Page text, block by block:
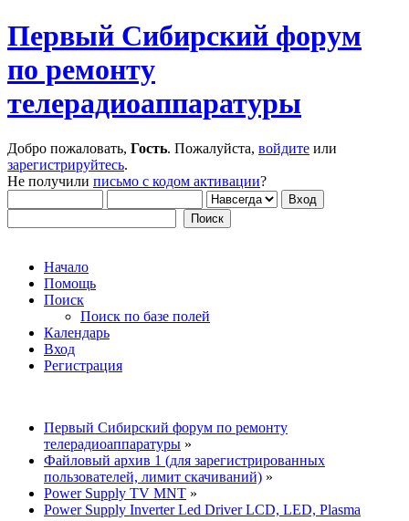
Первый Сибирский форум
по ремонту
телерадиоаппаратуры
Добро пожаловать, Гость. Пожалуйста, войдите или
зарегистрируйтесь.
Не получили письмо с кодом активации?
Начало
Помощь
Поиск
Поиск по базе полей
Календарь
Вход
Регистрация
Первый Сибирский форум по ремонту
телерадиоаппаратуры »
Файловый архив 1 (для зарегистрированных
пользователей, лимит скачиваний) »
Power Supply TV MNT »
Power Supply Inverter Led Driver LCD, LED, Plasma